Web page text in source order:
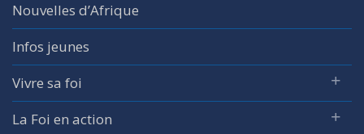
Nouvelles d’Afrique
Infos jeunes
Vivre sa foi
La Foi en action